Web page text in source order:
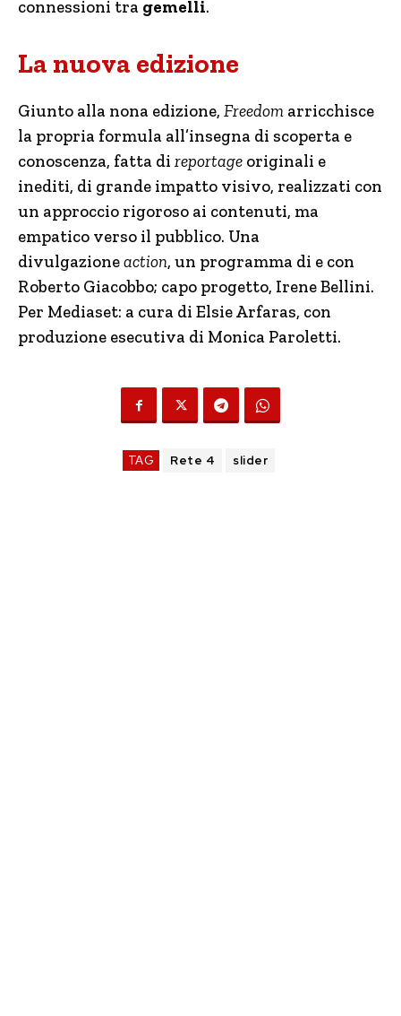
connessioni tra gemelli.
La nuova edizione
Giunto alla nona edizione, Freedom arricchisce
la propria formula all’insegna di scoperta e
conoscenza, fatta di reportage originali e
inediti, di grande impatto visivo, realizzati con
un approccio rigoroso ai contenuti, ma
empatico verso il pubblico. Una
divulgazioneaction, un programma di e con
Roberto Giacobbo; capo progetto, Irene Bellini.
Per Mediaset: a cura di Elsie Arfaras, con
produzione esecutiva di Monica Paroletti.
TAG Rete 4 slider